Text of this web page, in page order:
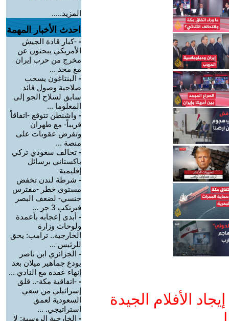
الأفلام الجيدة
المزيد.....
احدث الأخبار المهمة
- -كبار قادة الجيش
الأمريكي يبحثون عن
مخرج من حرب إيران
مع محد ...
- البنتاغون يسحب
صلاحية وصول قائد
سابق لسلاح الجو إلى
المعلوما ...
- واشنطن تتوقع -اتفاقاً
قريباً- مع طهران
وتفرض عقوبات على
منصة ...
- تحالف سعودي تركي
باكستاني برسائل
إقليمية
- شرطة لندن تخفض
مستوى خطر -مفترس
جنسي- لضعف البصر
فيرتكب 3 جر ...
- أبدى إعجابه بأعمدة
ولوحات وزارة
الخارجية.. ترامب: يحق
للرئيس ...
- الجزائري ابن ناصر
يودع جماهير ميلان بعد
إنهاء عقده مع النادي ...
- -اتفاقية مكة-.. قلق
إسرائيلي من سعي
السعودية لعمق
استراتيجي. ...
- الخارجية الروسية: لا